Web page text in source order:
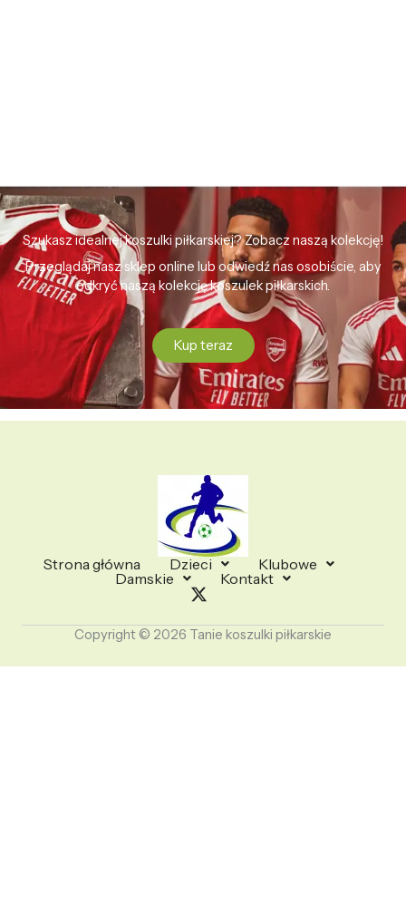
Szukasz idealnej koszulki piłkarskiej? Zobacz naszą kolekcję!
Przeglądaj nasz sklep online lub odwiedź nas osobiście, aby
odkryć naszą kolekcję koszulek piłkarskich.
Kup teraz
Strona główna Dzieci
Klubowe
Damskie
Kontakt
Copyright © 2026 Tanie koszulki piłkarskie